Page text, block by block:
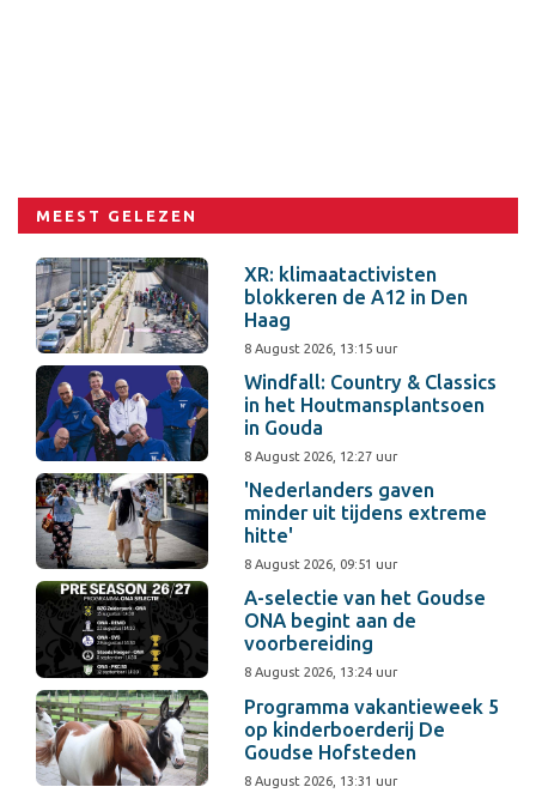
MEEST GELEZEN
XR: klimaatactivisten
blokkeren de A12 in Den
Haag
8 August 2026, 13:15 uur
Windfall: Country & Classics
in het Houtmansplantsoen
in Gouda
8 August 2026, 12:27 uur
'Nederlanders gaven
minder uit tijdens extreme
hitte'
8 August 2026, 09:51 uur
A-selectie van het Goudse
ONA begint aan de
voorbereiding
8 August 2026, 13:24 uur
Programma vakantieweek 5
op kinderboerderij De
Goudse Hofsteden
8 August 2026, 13:31 uur